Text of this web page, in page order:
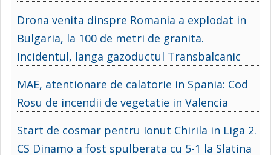
Drona venita dinspre Romania a explodat in
Bulgaria, la 100 de metri de granita.
Incidentul, langa gazoductul Transbalcanic
MAE, atentionare de calatorie in Spania: Cod
Rosu de incendii de vegetatie in Valencia
Start de cosmar pentru Ionut Chirila in Liga 2.
CS Dinamo a fost spulberata cu 5-1 la Slatina